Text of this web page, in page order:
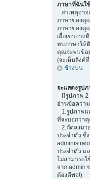
ภาษาที่ฉันใช้
สาเหตุอาจ
ภาษาของคุ
ภาษาของคุ
เผื่อเขาอา
พบภาษาให้
คุณจะพบข้อ
(จะเห็นลิงค์
ข้างบน
จะแสดงรูปภ
มีรูปภาพ 2
อ่านข้อควา
1.รูปภาพแ
ที่จะบอกว่า
2.ถัดลงมา
ประจำตัว ซึ่
ประจำตัว แ
ไม่สามารถ
จาก admin
ต้องดีพอ!)